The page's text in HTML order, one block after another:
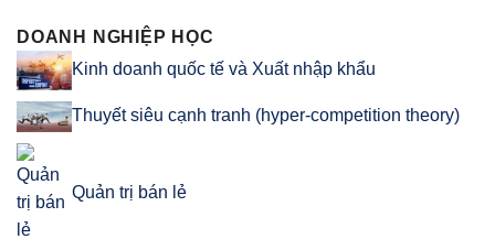
DOANH NGHIỆP HỌC
Kinh doanh quốc tế và Xuất nhập khẩu
Thuyết siêu cạnh tranh (hyper-competition theory)
Quản trị bán lẻ